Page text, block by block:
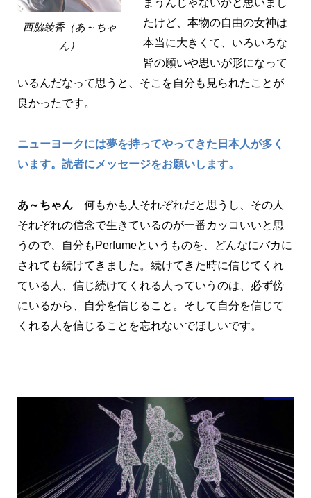
西脇綾香（あ～ちゃ
ん）
まうんじゃないかと思いまし
たけど、本物の自由の女神は
本当に大きくて、いろいろな
皆の願いや思いが形になって
いるんだなって思うと、そこを自分も見られたことが
良かったです。
ニューヨークには夢を持ってやってきた日本人が多く
います。読者にメッセージをお願いします。
あ～ちゃん 何もかも人それぞれだと思うし、その人
それぞれの信念で生きているのが一番カッコいいと思
うので、自分もPerfumeというものを、どんなにバカに
されても続けてきました。続けてきた時に信じてくれ
ている人、信じ続けてくれる人っていうのは、必ず傍
にいるから、自分を信じること。そして自分を信じて
くれる人を信じることを忘れないでほしいです。